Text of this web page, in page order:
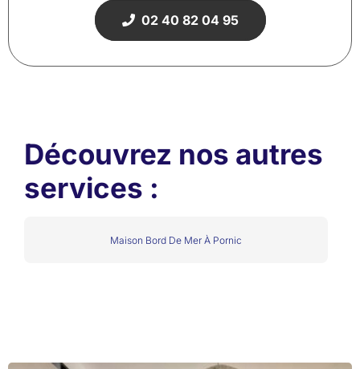
02 40 82 04 95
Découvrez nos autres
services :
Maison Bord De Mer À Pornic